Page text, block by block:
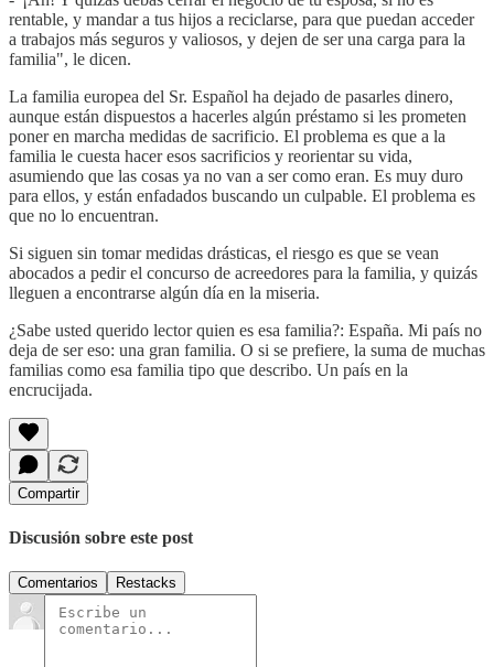
rentable, y mandar a tus hijos a reciclarse, para que puedan acceder
a trabajos más seguros y valiosos, y dejen de ser una carga para la
familia", le dicen.
La familia europea del Sr. Español ha dejado de pasarles dinero,
aunque están dispuestos a hacerles algún préstamo si les prometen
poner en marcha medidas de sacrificio. El problema es que a la
familia le cuesta hacer esos sacrificios y reorientar su vida,
asumiendo que las cosas ya no van a ser como eran. Es muy duro
para ellos, y están enfadados buscando un culpable. El problema es
que no lo encuentran.
Si siguen sin tomar medidas drásticas, el riesgo es que se vean
abocados a pedir el concurso de acreedores para la familia, y quizás
lleguen a encontrarse algún día en la miseria.
¿Sabe usted querido lector quien es esa familia?: España. Mi país no
deja de ser eso: una gran familia. O si se prefiere, la suma de muchas
familias como esa familia tipo que describo. Un país en la
encrucijada.
Compartir
Discusión sobre este post
Comentarios Restacks